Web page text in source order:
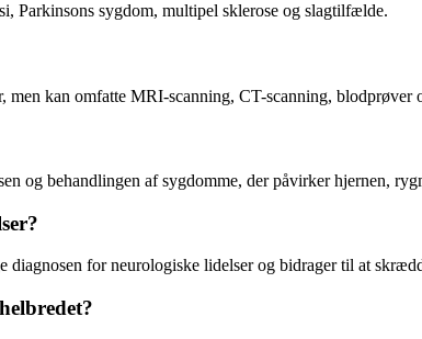
Parkinsons sygdom, multipel sklerose og slagtilfælde.
kan omfatte MRI-scanning, CT-scanning, blodprøver
og behandlingen af sygdomme, der påvirker hjernen,
for neurologiske lidelser og bidrager til at